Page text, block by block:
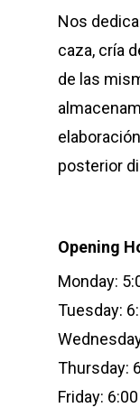
Nos
caza, cría
de las
posterior
Opening
Monday:
Tuesday:
Thursday:
Friday: